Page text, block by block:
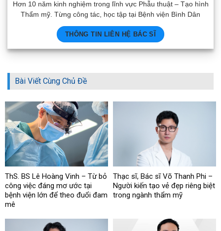
Hơn 10 năm kinh nghiệm trong lĩnh vực Phẫu thuật – Tạo hình
Thẩm mỹ. Từng công tác, học tập tại Bệnh viện Bình Dân
THÔNG TIN LIÊN HỆ BÁC SĨ
Bài Viết Cùng Chủ Đề
ThS. BS Lê Hoàng Vinh – Từ bỏ
công việc đáng mơ ước tại
bệnh viện lớn để theo đuổi đam
mê
Thạc sĩ, Bác sĩ Võ Thanh Phi –
Người kiến tạo vẻ đẹp riêng biệt
trong ngành thẩm mỹ